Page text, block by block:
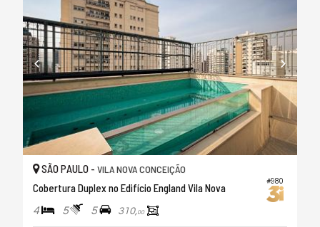
#980
SÃO PAULO - VILA NOVA CONCEIÇÃO
Cobertura Duplex no Edifício England Vila Nova
4 5 5 310,00